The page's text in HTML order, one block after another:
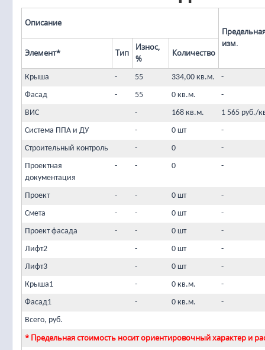
Описание
изм.
Элемент*
Тип
Износ,
%
Количество
Крыша - 55 334,00 кв.м.
-
Фасад
- 55 0 кв.м.
-
ВИС
- 168 кв.м.
1 565 руб./
Система ППА и ДУ
- 0 шт
-
Строительный контроль
- 0
-
Проектная
документация
- - 0 -
Проект - - 0 шт
-
Смета
- - 0 шт
-
Проект фасада
- - 0 шт
-
Лифт2
- 0 шт
-
Лифт3
- 0 шт
-
Крыша1
- 0 кв.м.
-
Фасад1
- 0 кв.м.
-
Всего, руб.
* Предельная стоимость носит ориентировочный характер и